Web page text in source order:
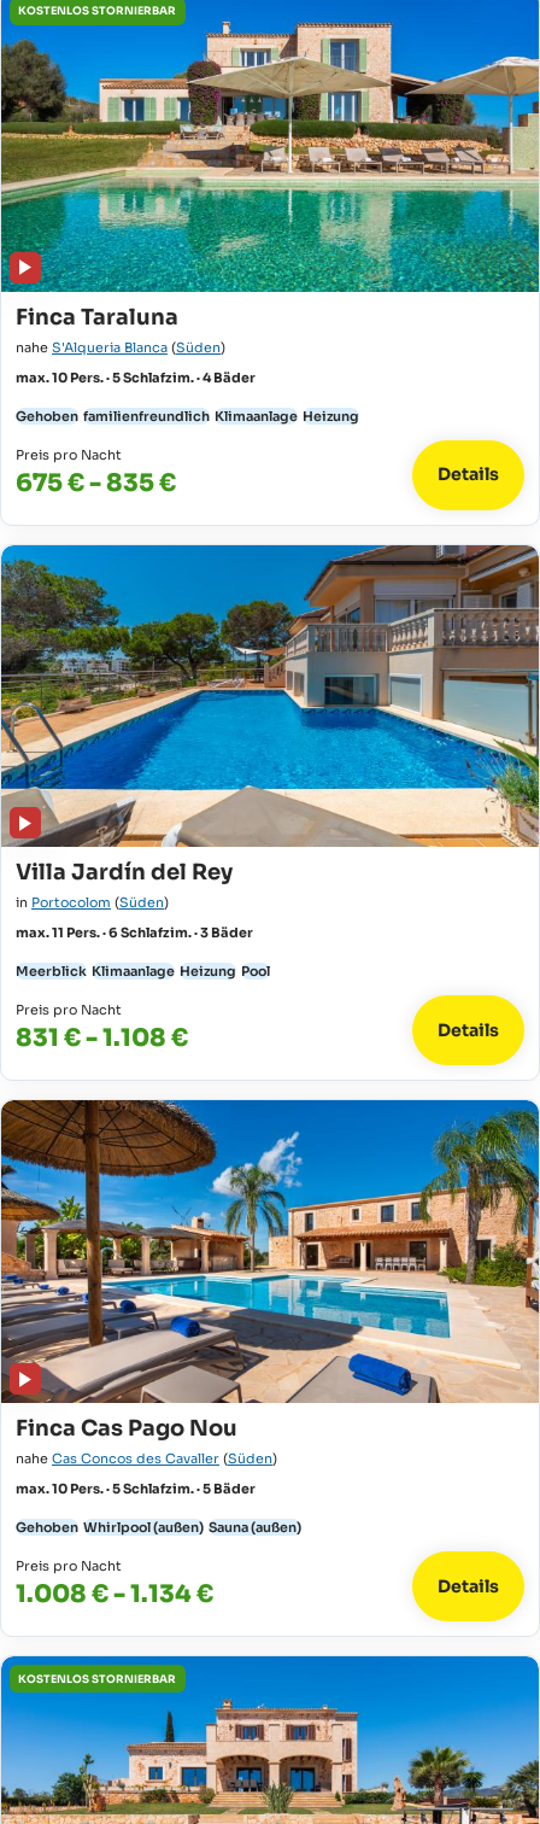
KOSTENLOS STORNIERBAR
Finca Taraluna
nahe S'Alqueria Blanca (Süden)
max. 10 Pers. · 5 Schlafzim. · 4 Bäder
Gehoben familienfreundlich Klimaanlage Heizung
Preis pro Nacht
675 € - 835 € Details
Villa Jardín del Rey
in Portocolom (Süden)
max. 11 Pers. · 6 Schlafzim. · 3 Bäder
Meerblick Klimaanlage Heizung Pool
Preis pro Nacht
831 € - 1.108 € Details
Finca Cas Pago Nou
nahe Cas Concos des Cavaller (Süden)
max. 10 Pers. · 5 Schlafzim. · 5 Bäder
Gehoben Whirlpool (außen) Sauna (außen)
Preis pro Nacht
1.008 € - 1.134 € Details
KOSTENLOS STORNIERBAR